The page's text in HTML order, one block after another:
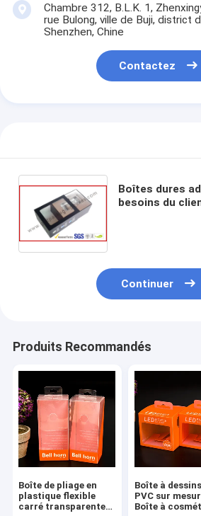
Chambre 312, B.L.K. 1,
rue Bulong, ville de Buji, district
Shenzhen, Chine
Contactez
Boîtes dures
besoins du
Continuer
Produits Recommandés
Boîte de pliage en
plastique flexible
carré transparente
Boîte à
PVC sur
Boîte à